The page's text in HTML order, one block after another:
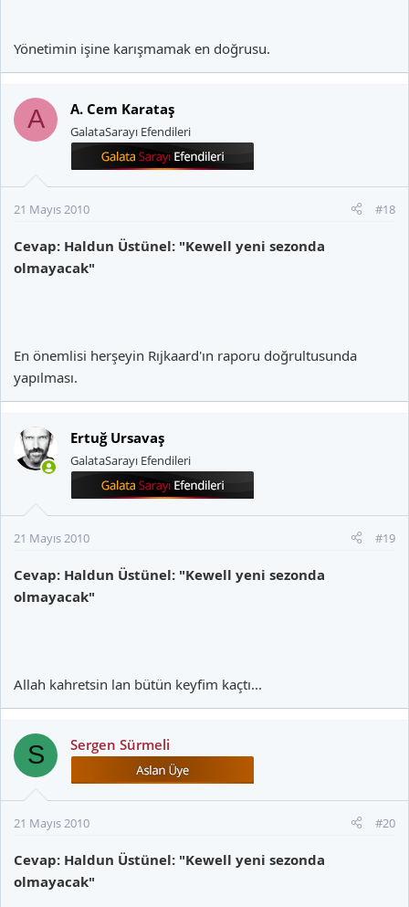
Yönetimin işine karışmamak en doğrusu.
A A. Cem Karataş
GalataSarayı Efendileri
21 Mayıs 2010 #18
Cevap: Haldun Üstünel: "Kewell yeni sezonda
olmayacak"
En önemlisi herşeyin Rıjkaard'ın raporu doğrultusunda
yapılması.
Ertuğ Ursavaş
GalataSarayı Efendileri
21 Mayıs 2010 #19
Cevap: Haldun Üstünel: "Kewell yeni sezonda
olmayacak"
Allah kahretsin lan bütün keyfim kaçtı...
S Sergen Sürmeli
21 Mayıs 2010 #20
Cevap: Haldun Üstünel: "Kewell yeni sezonda
olmayacak"